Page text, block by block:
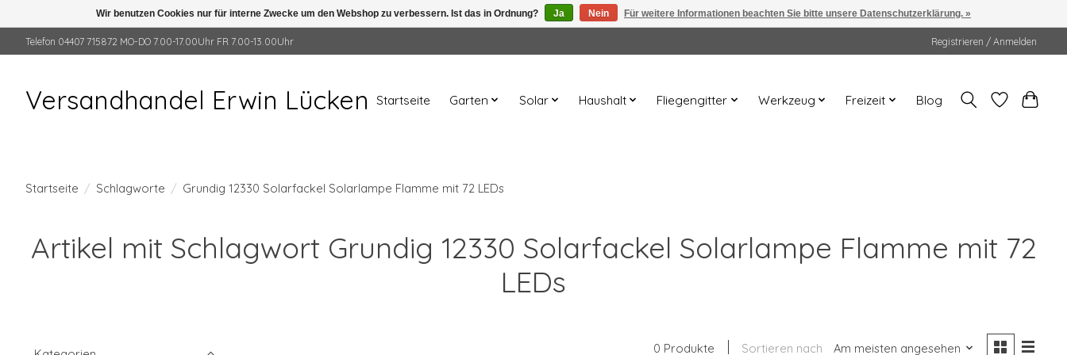
Telefon 04407 715872 MO-DO 7.00-17.00Uhr FR 7.00-13.00Uhr Registrieren / Anmelden
Versandhandel Erwin Lücken Startseite Garten Solar Haushalt Fliegengitter Werkzeug Freizeit Blog
Startseite / Schlagworte / Grundig 12330 Solarfackel Solarlampe Flamme mit 72 LEDs
Artikel mit Schlagwort Grundig 12330 Solarfackel Solarlampe Flamme mit 72
LEDs
0 Produkte Sortieren nach Am meisten angesehen
Wir benutzen Cookies nur für interne Zwecke um den Webshop zu verbessern. Ist das in Ordnung? Ja Nein Für weitere Informationen beachten Sie bitte unsere Datenschutzerklärung. »